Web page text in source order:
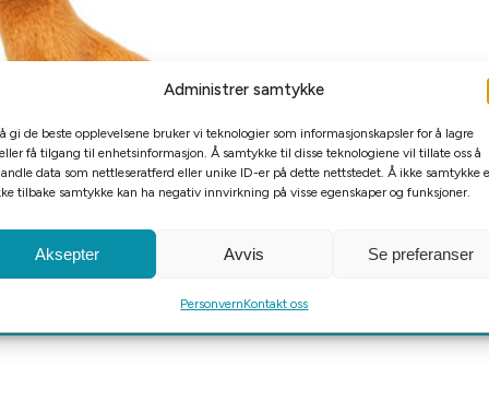
Administrer samtykke
å gi de beste opplevelsene bruker vi teknologier som informasjonskapsler for å lagre
få tilgang til enhetsinformasjon. Å samtykke til disse teknologiene vil tillate oss å
data som nettleseratferd eller unike ID-er på dette nettstedet. Å ikke samtykke
tilbake samtykke kan ha negativ innvirkning på visse egenskaper og funksjoner.
Aksepter Avvis Se preferanser
PersonvernKontakt oss